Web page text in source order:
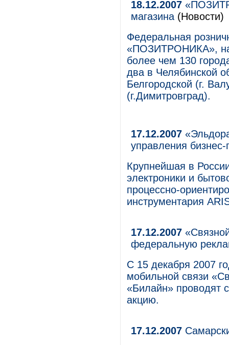
18.12.2007
магазина (Новости)
Федеральная
«ПОЗИТРОНИКА»,
более чем 130
два в Челябинской
Белгородской (г.
(г.Димитровград).
17.12.2007
управления
Крупнейшая в
электроники и
процессно-
инструментария
17.12.2007
федеральную
С 15 декабря 2007
мобильной связи
«Билайн» проводят
акцию.
17.12.2007